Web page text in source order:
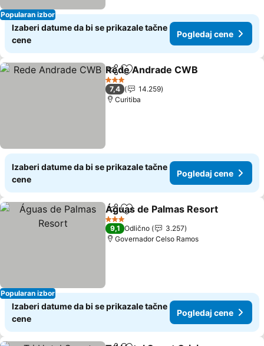
Popularan izbor
Izaberi datume da bi se prikazale tačne
cene
Pogledaj cene
Deli Dodati u favorite
Rede Andrade CWB
3 Zvezdice
7,4
14.259
Curitiba
Izaberi datume da bi se prikazale tačne
cene
Pogledaj cene
Popularan izbor
Deli Dodati u favorite
Águas de Palmas Resort
3 Zvezdice
9,1 Odlično
3.257
Governador Celso Ramos
Izaberi datume da bi se prikazale tačne
cene
Pogledaj cene